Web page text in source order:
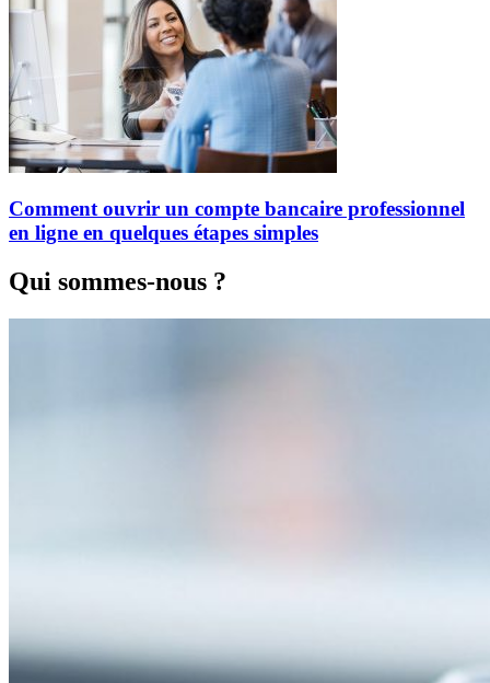
Comment ouvrir un compte bancaire professionnel
en ligne en quelques étapes simples
Qui sommes-nous ?